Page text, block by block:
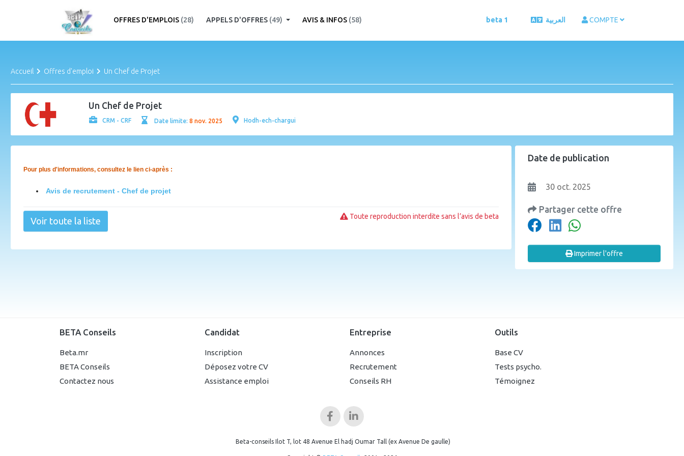
OFFRES D'EMPLOIS (28) APPELS D'OFFRES (49) AVIS & INFOS (58) beta 1 العربية COMPTE
Accueil Offres d'emploi Un Chef de Projet
Un Chef de Projet
CRM - CRF Date limite: 8 nov. 2025 Hodh-ech-chargui
Pour plus d'informations, consultez le lien ci-après :
Avis de recrutement - Chef de projet
Voir toute la liste Toute reproduction interdite sans l’avis de beta
Date de publication
30 oct. 2025
Partager cette offre
Imprimer l'offre
BETA Conseils
Beta.mr
BETA Conseils
Contactez nous
Candidat
Inscription
Déposez votre CV
Assistance emploi
Entreprise
Annonces
Recrutement
Conseils RH
Outils
Base CV
Tests psycho.
Témoignez
Beta-conseils Ilot T, lot 48 Avenue El hadj Oumar Tall (ex Avenue De gaulle)